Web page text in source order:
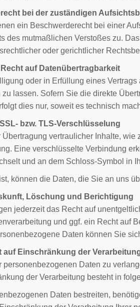
bei der zuständigen
ein Beschwerderecht bei einer
des mutmaßlichen Verstoßes zu.
oder gerichtlicher
Recht auf Daten­übertrag­barkeit
oder in Erfüllung eines
lassen. Sofern Sie die direkte
dies nur, soweit es technisch
SSL- bzw. TLS-Verschlüsselung
vertraulicher Inhalte,
Eine verschlüsselte Verbindung
und an dem Schloss-Symbol in
können die Daten, die Sie an uns
Löschung und Berichtigung
jederzeit das Recht auf
und ggf. ein Recht auf
Daten können Sie
auf Einschränkung der
Daten zu
der Verarbeitung besteht in
Daten bestreiten,